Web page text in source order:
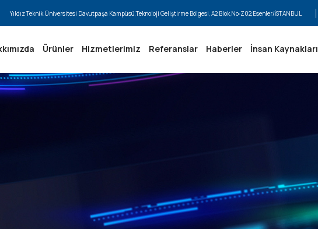
Yıldız Teknik Üniversitesi Davutpaşa Kampüsü,Teknoloji Geliştirme Bölgesi, A2 Blok,No:Z02,Esenler/İSTANBUL
Ürünler Hizmetlerimiz Referanslar Haberler İnsan Kaynakları